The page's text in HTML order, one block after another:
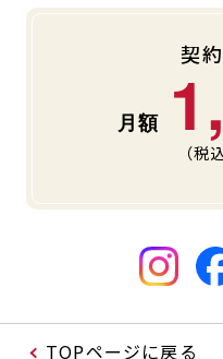
契
（税
TOPページに戻る